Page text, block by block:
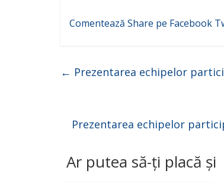
Comentează Share pe Facebook
← Prezentarea echipelor
Prezentarea echipelor
Ar putea să-ți placă și